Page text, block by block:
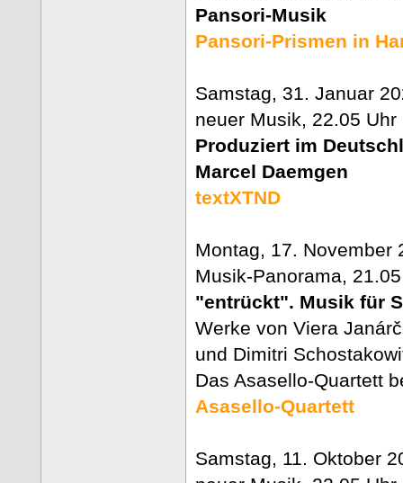
Pansori-Musik
Pansori-Prismen in
Samstag, 31. Januar
neuer Musik, 22.05
Produziert im
Marcel Daemgen
textXTND
Montag, 17. November
Musik-Panorama,
"entrückt". Musik für
Werke von Viera
und Dimitri
Das Asasello-Quartett
Asasello-Quartett
Samstag, 11. Oktober